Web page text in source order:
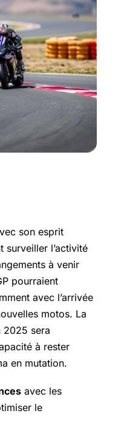
son esprit
surveiller l’activité
à venir
pourraient
avec l’arrivée
motos. La
2025 sera
à rester
en mutation.
avec les
le